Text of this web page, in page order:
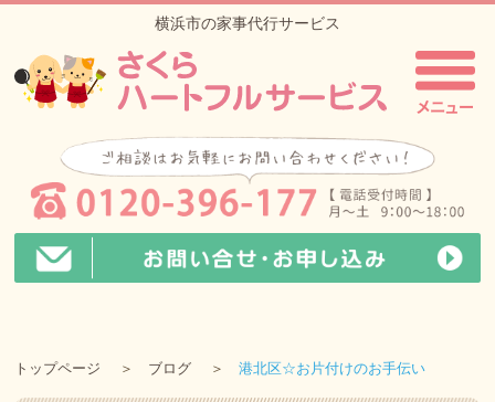
横浜市の家事代行サービス
トップページ ブログ 港北区☆お片付けのお手伝い